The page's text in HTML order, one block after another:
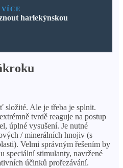
harlekýnskou
složité. Ale je třeba je splnit.
tvrdě reaguje na postup
úplné vysušení. Je nutné
/ minerálních hnojiv (s
Velmi správným řešením by
speciální stimulanty, navržené
účinků prořezávání.